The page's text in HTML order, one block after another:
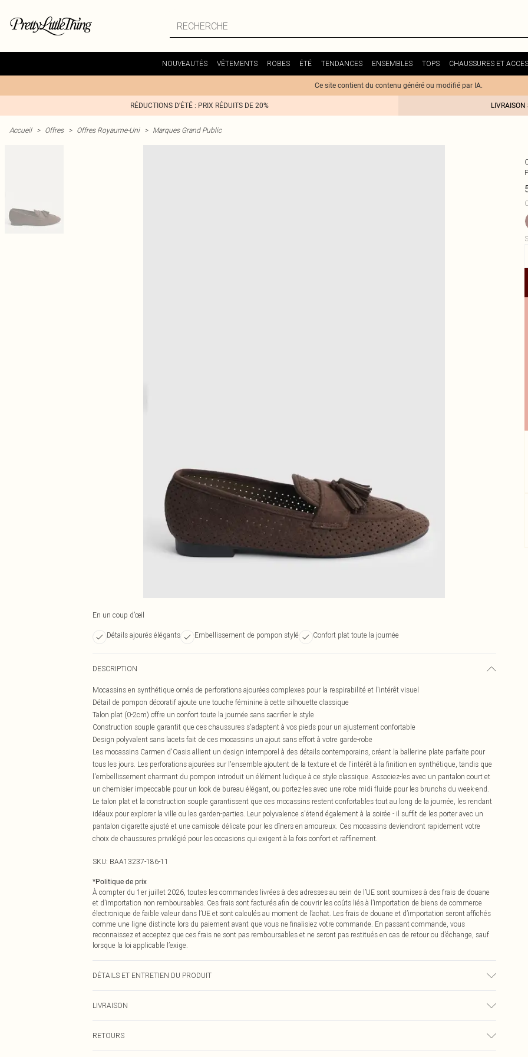
NOUVEAUTÉS VÊTEMENTS ROBES ÉTÉ TENDANCES ENSEMBLES TOPS CHAUSSURES ET
Ce site contient du contenu généré ou modifié par IA.
RÉDUCTIONS D'ÉTÉ : PRIX RÉDUITS DE 20%
Accueil > Offres > Offres Royaume-Uni > Marques Grand Public
En un coup d’œil
Détails ajourés élégants Embellissement de pompon stylé Confort plat toute la journée
DESCRIPTION
Mocassins en synthétique ornés de perforations ajourées complexes pour la respirabilité et l'intérêt visuel
Détail de pompon décoratif ajoute une touche féminine à cette silhouette classique
Talon plat (0-2cm) offre un confort toute la journée sans sacrifier le style
Construction souple garantit que ces chaussures s'adaptent à vos pieds pour un ajustement confortable
Design polyvalent sans lacets fait de ces mocassins un ajout sans effort à votre garde-robe
Les mocassins Carmen d'Oasis allient un design intemporel à des détails contemporains, créant la ballerine plate parfaite pour
tous les jours. Les perforations ajourées sur l'ensemble ajoutent de la texture et de l'intérêt à la finition en synthétique, tandis que
l'embellissement charmant du pompon introduit un élément ludique à ce style classique. Associez-les avec un pantalon court et
un chemisier impeccable pour un look de bureau élégant, ou portez-les avec une robe midi fluide pour les brunchs du week-end.
Le talon plat et la construction souple garantissent que ces mocassins restent confortables tout au long de la journée, les rendant
idéaux pour explorer la ville ou les garden-parties. Leur polyvalence s'étend également à la soirée - il suffit de les porter avec un
pantalon cigarette ajusté et une camisole délicate pour les dîners en amoureux. Ces mocassins deviendront rapidement votre
choix de chaussures privilégié pour les occasions qui exigent à la fois confort et raffinement.
SKU: BAA13237-186-11
*Politique de prix
À compter du 1er juillet 2026, toutes les commandes livrées à des adresses au sein de l’UE sont soumises à des frais de douane
et d’importation non remboursables. Ces frais sont facturés afin de couvrir les coûts liés à l’importation de biens de commerce
électronique de faible valeur dans l’UE et sont calculés au moment de l’achat. Les frais de douane et d’importation seront affichés
comme une ligne distincte lors du paiement avant que vous ne finalisiez votre commande. En passant commande, vous
reconnaissez et acceptez que ces frais ne sont pas remboursables et ne seront pas restitués en cas de retour ou d’échange, sauf
lorsque la loi applicable l’exige.
DÉTAILS ET ENTRETIEN DU PRODUIT
LIVRAISON
RETOURS